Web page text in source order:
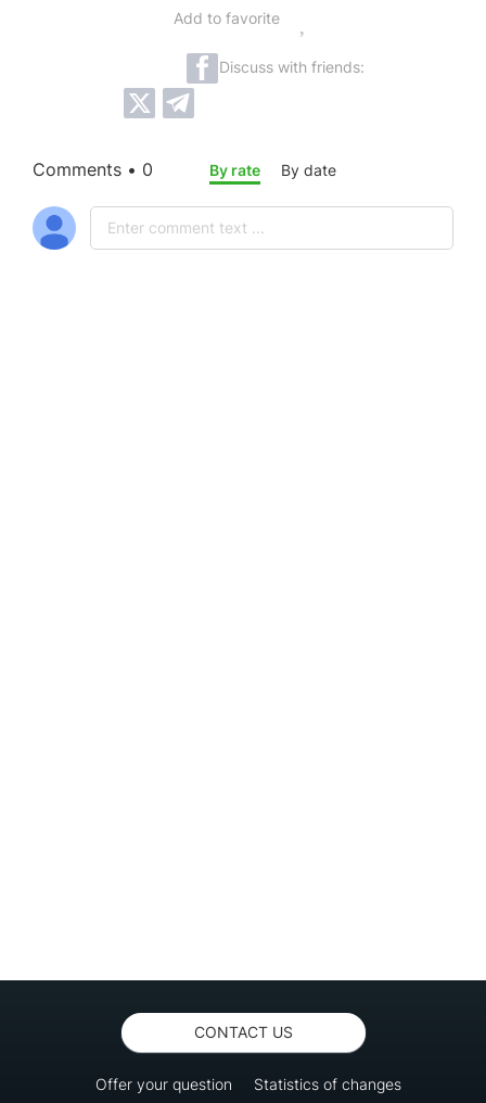
Add to favorite
Discuss with friends:
Comments • 0 By rate By date
CONTACT US
Offer your question Statistics of changes